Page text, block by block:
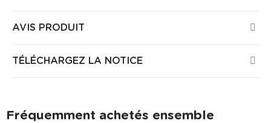
AVIS PRODUIT
TÉLÉCHARGEZ LA NOTICE
Fréquemment achetés ensemble